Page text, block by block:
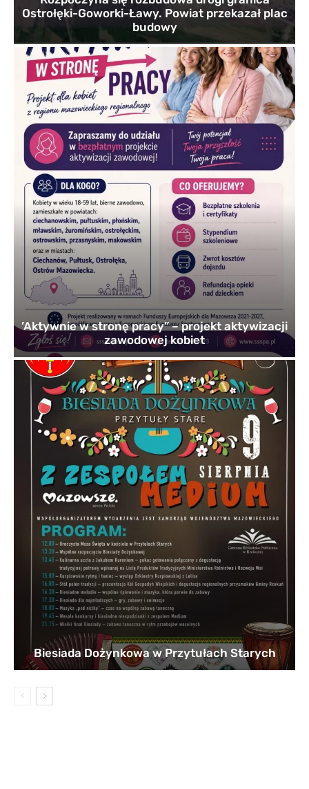
Ostrołęki-Goworki-Ławy. Powiat przekazał plac
budowy
’Aktywnie w stronę pracy” – projekt aktywizacji
zawodowej kobiet
Biesiada Dożynkowa w Przytułach Starych